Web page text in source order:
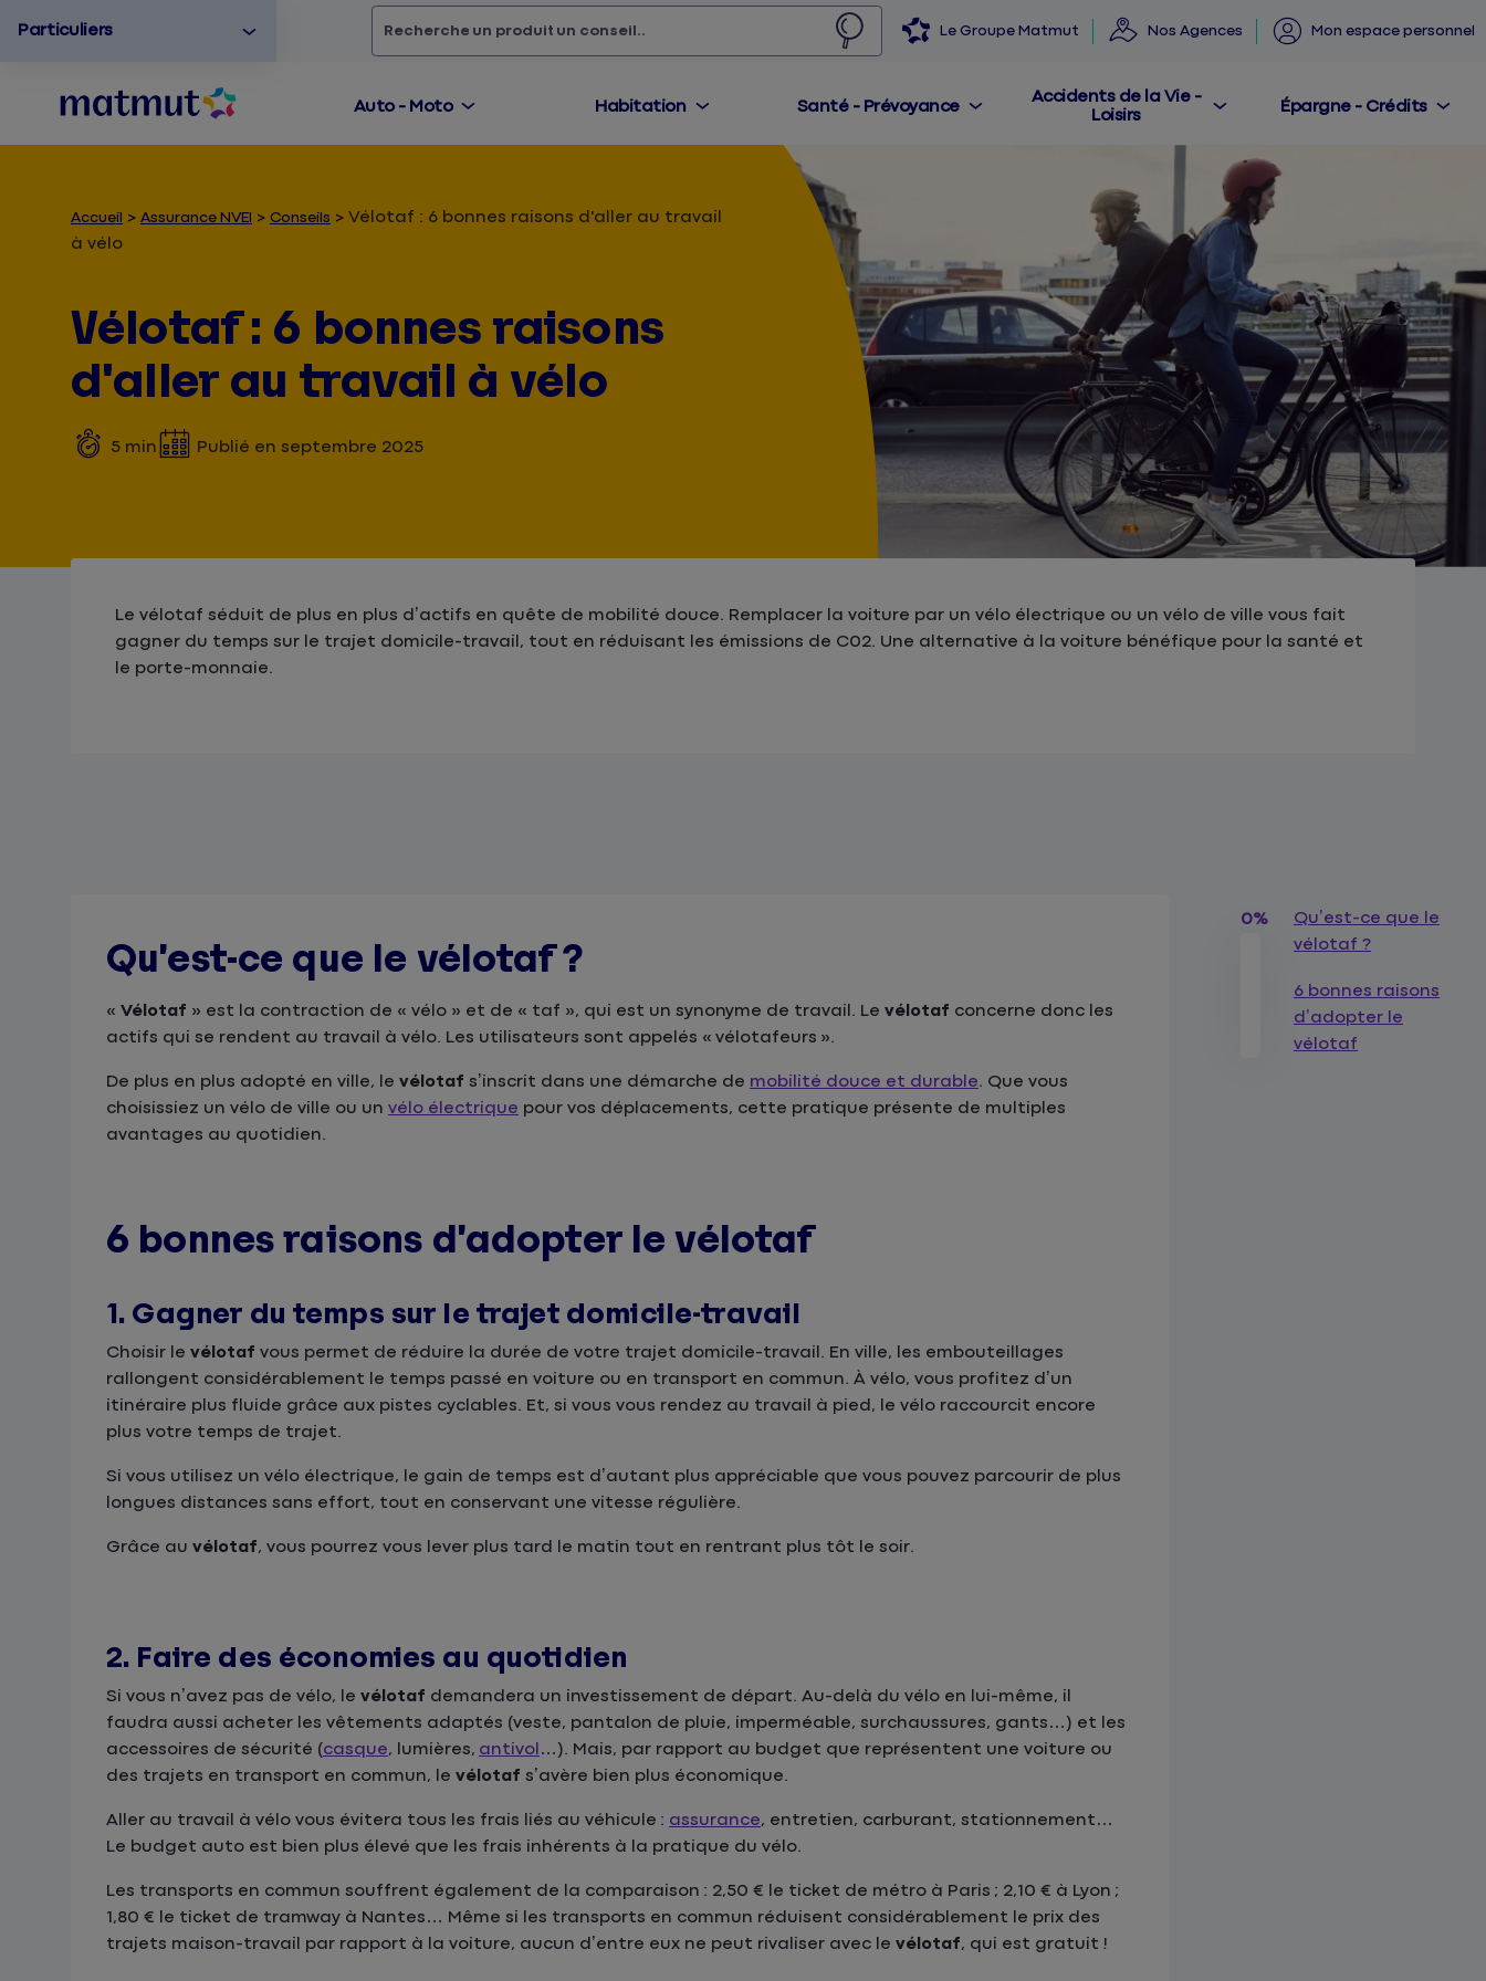
Particuliers Rechercherun produit,un conseil... Le Groupe Matmut Nos Agences Mon espace personnel
Auto - Moto Habitation Santé - Prévoyance
Accidents de la Vie -
Loisirs
Épargne - Crédits
Accueil Assurance NVEI Conseils
Vélotaf : 6 bonnes raisons d'aller au travail
à vélo
Vélotaf : 6 bonnes raisons
d'aller au travail à vélo
5 min Publié en septembre 2025
Le vélotaf séduit de plus en plus d’actifs en quête de mobilité douce. Remplacer la voiture par un vélo électrique ou un vélo de ville vous fait
gagner du temps sur le trajet domicile-travail, tout en réduisant les émissions de C02. Une alternative à la voiture bénéfique pour la santé et
le porte-monnaie.
0%
Qu’est-ce que le
vélotaf ?
6 bonnes raisons
d’adopter le
vélotaf
Qu’est-ce que le vélotaf ?
« Vélotaf » est la contraction de « vélo » et de « taf », qui est un synonyme de travail. Le vélotaf concerne donc les
actifs qui se rendent au travail à vélo. Les utilisateurs sont appelés « vélotafeurs ».
De plus en plus adopté en ville, le vélotaf s’inscrit dans une démarche de mobilité douce et durable. Que vous
choisissiez un vélo de ville ou un vélo électrique pour vos déplacements, cette pratique présente de multiples
avantages au quotidien.
6 bonnes raisons d’adopter le vélotaf
1. Gagner du temps sur le trajet domicile-travail
Choisir le vélotaf vous permet de réduire la durée de votre trajet domicile-travail. En ville, les embouteillages
rallongent considérablement le temps passé en voiture ou en transport en commun. À vélo, vous profitez d’un
itinéraire plus fluide grâce aux pistes cyclables. Et, si vous vous rendez au travail à pied, le vélo raccourcit encore
plus votre temps de trajet.
Si vous utilisez un vélo électrique, le gain de temps est d’autant plus appréciable que vous pouvez parcourir de plus
longues distances sans effort, tout en conservant une vitesse régulière.
Grâce au vélotaf, vous pourrez vous lever plus tard le matin tout en rentrant plus tôt le soir.
2. Faire des économies au quotidien
Si vous n’avez pas de vélo, le vélotaf demandera un investissement de départ. Au-delà du vélo en lui-même, il
faudra aussi acheter les vêtements adaptés (veste, pantalon de pluie, imperméable, surchaussures, gants…) et les
accessoires de sécurité (casque, lumières, antivol …). Mais, par rapport au budget que représentent une voiture ou
des trajets en transport en commun, le vélotaf s’avère bien plus économique.
Aller au travail à vélo vous évitera tous les frais liés au véhicule : assurance, entretien, carburant, stationnement…
Le budget auto est bien plus élevé que les frais inhérents à la pratique du vélo.
Les transports en commun souffrent également de la comparaison : 2,50 € le ticket de métro à Paris ; 2,10 € à Lyon ;
1,80 € le ticket de tramway à Nantes… Même si les transports en commun réduisent considérablement le prix des
trajets maison-travail par rapport à la voiture, aucun d’entre eux ne peut rivaliser avec le vélotaf, qui est gratuit !